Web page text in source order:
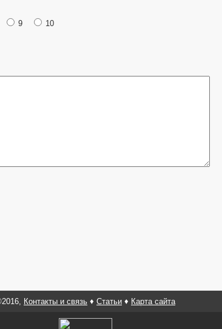
9
10
Контакты и связь ♦ Статьи ♦ Карта сайта